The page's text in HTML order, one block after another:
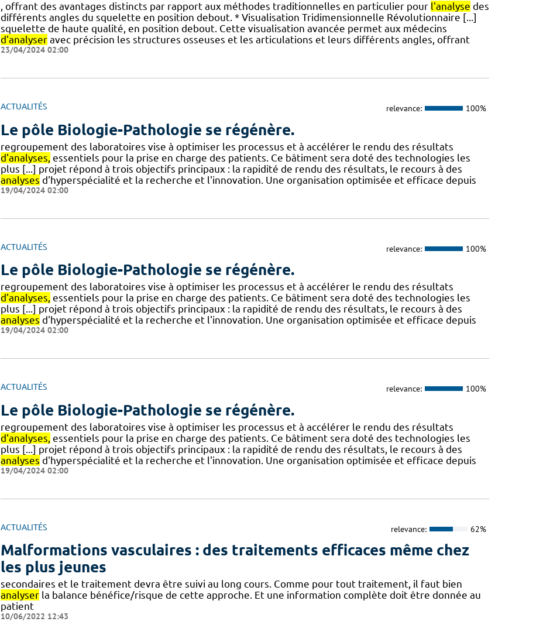
, offrant des avantages distincts par rapport aux méthodes traditionnelles en particulier pour l'analyse des
différents angles du squelette en position debout. * Visualisation Tridimensionnelle Révolutionnaire [...]
squelette de haute qualité, en position debout. Cette visualisation avancée permet aux médecins
d'analyseravec précision les structures osseuses et les articulations et leurs différents angles, offrant
23/04/2024 02:00
ACTUALITÉS relevance: 100%
Le pôle Biologie-Pathologie se régénère.
regroupement des laboratoires vise à optimiser les processus et à accélérer le rendu des résultats
d'analyses, essentiels pour la prise en charge des patients. Ce bâtiment sera doté des technologies les
plus [...] projet répond à trois objectifs principaux : la rapidité de rendu des résultats, le recours à des
analyses d'hyperspécialité et la recherche et l'innovation. Une organisation optimisée et efficace depuis
19/04/2024 02:00
ACTUALITÉS relevance: 100%
Le pôle Biologie-Pathologie se régénère.
regroupement des laboratoires vise à optimiser les processus et à accélérer le rendu des résultats
d'analyses, essentiels pour la prise en charge des patients. Ce bâtiment sera doté des technologies les
plus [...] projet répond à trois objectifs principaux : la rapidité de rendu des résultats, le recours à des
analyses d'hyperspécialité et la recherche et l'innovation. Une organisation optimisée et efficace depuis
19/04/2024 02:00
ACTUALITÉS relevance: 100%
Le pôle Biologie-Pathologie se régénère.
regroupement des laboratoires vise à optimiser les processus et à accélérer le rendu des résultats
d'analyses, essentiels pour la prise en charge des patients. Ce bâtiment sera doté des technologies les
plus [...] projet répond à trois objectifs principaux : la rapidité de rendu des résultats, le recours à des
analyses d'hyperspécialité et la recherche et l'innovation. Une organisation optimisée et efficace depuis
19/04/2024 02:00
ACTUALITÉS relevance: 62%
Malformations vasculaires : des traitements efficaces même chez
les plus jeunes
secondaires et le traitement devra être suivi au long cours. Comme pour tout traitement, il faut bien
analyserla balance bénéfice/risque de cette approche. Et une information complète doit être donnée au
patient
10/06/2022 12:43